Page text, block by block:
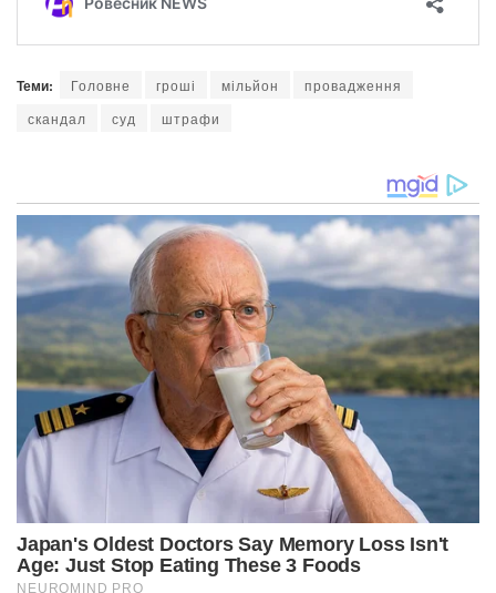
Теми: Головне гроші мільйон
провадження
скандал
суд штрафи